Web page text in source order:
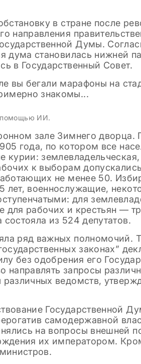
в стране после
направления
Думы.
дума становилась нижней
в Государственный Совет.
помощью ИИ.
зале Зимнего
года, по котором все
курии:
к выборам
не менее 50.
военнослужащие,
для
для рабочих и крестьян —
из 524 депутатов.
ряд важных полномочий.
законах”
без одобрения его
направлять запросы
ведомств,
Государственной
самодержавной
на вопросы внешней
их императором.
по литературе в 11
готовые шаблоны